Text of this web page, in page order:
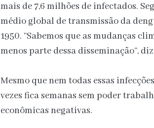
mais de 7,6 milhões de infectados.
médio global de transmissão da
1950. “Sabemos que as mudanças
menos parte dessa disseminação”,
Mesmo que nem todas essas
vezes fica semanas sem poder
econômicas negativas.